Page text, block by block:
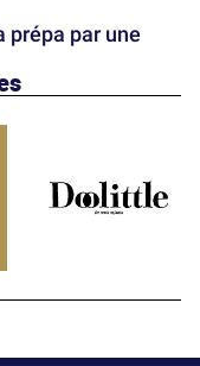
prépa par une